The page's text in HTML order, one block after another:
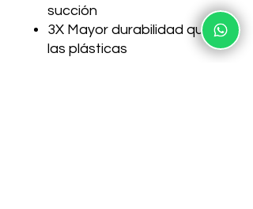
succión
3X Mayor durabilidad que
las plásticas